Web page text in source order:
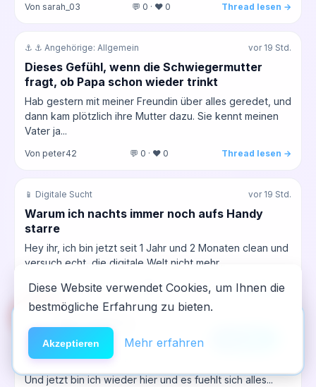
Von sarah_03 💬 0 · ❤️ 0 Thread lesen →
⚓ ⚓ Angehörige: Allgemein vor 19 Std.
Dieses Gefühl, wenn die Schwiegermutter
fragt, ob Papa schon wieder trinkt
Hab gestern mit meiner Freundin über alles geredet, und
dann kam plötzlich ihre Mutter dazu. Sie kennt meinen
Vater ja...
Von peter42 💬 0 · ❤️ 0 Thread lesen →
📱 Digitale Sucht vor 19 Std.
Warum ich nachts immer noch aufs Handy
starre
Hey ihr, ich bin jetzt seit 1 Jahr und 2 Monaten clean und
versuch echt, die digitale Welt nicht mehr...
Von Sina 💬 0 · ❤️ 0 Thread lesen →
🌈 LSD
Der Sog der Erinnerung
Und jetzt bin ich wieder hier und es fuehlt sich alles...
🆘Hilfe
NeelixberliN auf dem Homescreen —
wie eine echte App.
Diese Website verwendet Cookies, um Ihnen die
bestmögliche Erfahrung zu bieten.
Akzeptieren Mehr erfahren